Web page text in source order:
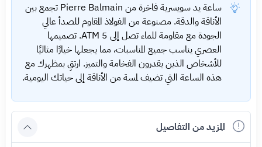
ساعة يد سويسرية فاخرة من Pierre Balmain تجمع بين
الأناقة والدقة. مصنوعة من الفولاذ المقاوم للصدأ عالي
الجودة مع مقاومة للماء تصل إلى 5 ATM. تصميمها
العصري يناسب جميع المناسبات، مما يجعلها خيارًا مثاليًا
للأشخاص الذين يقدرون الفخامة والتميز. ارتقِ بمظهرك مع
هذه الساعة التي تضيف لمسة من الأناقة إلى حياتك اليومية.
المزيد من التفاصيل